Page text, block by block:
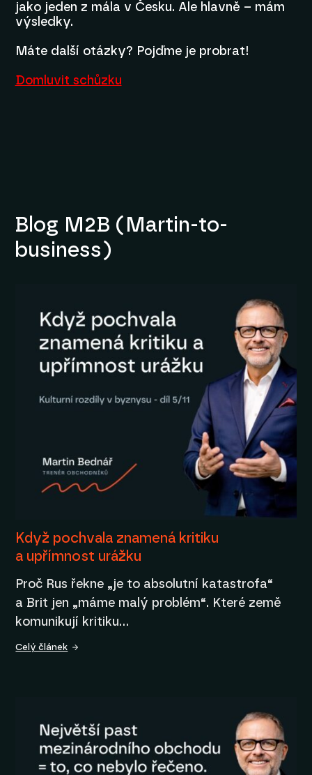
jako jeden z mála v Česku. Ale hlavně – mám
výsledky.
Máte další otázky? Pojďme je probrat!
Domluvit schůzku
Blog M2B (Martin-to-
business)
Když pochvala znamená kritiku
a upřímnost urážku
Proč Rus řekne „je to absolutní katastrofa“
a Brit jen „máme malý problém“. Které země
komunikují kritiku…
Celý článek